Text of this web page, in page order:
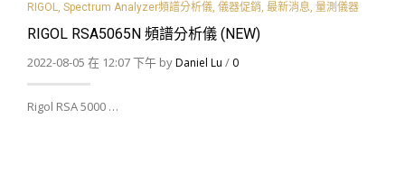
RIGOL, Spectrum Analyzer頻譜分析儀, 儀器促銷, 最新消息, 量測儀器
RIGOL RSA5065N 頻譜分析儀 (NEW)
2022-08-05 在 12:07 下午 byDaniel Lu / 0
Rigol RSA 5000 …